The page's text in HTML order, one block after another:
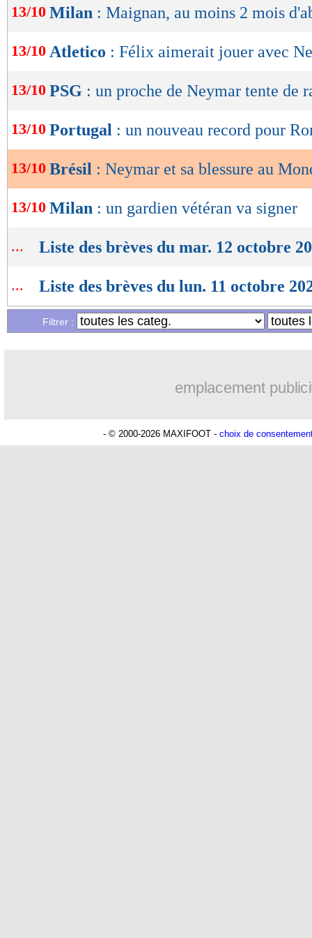
de
OK
13/10 Milan : Maignan, au moins 2 mois
13/10 Atletico : Félix aimerait jouer avec
13/10 PSG : un proche de Neymar tente de
13/10 Portugal : un nouveau record pour
13/10 Brésil : Neymar et sa blessure au
13/10 Milan : un gardien vétéran va signer
... Liste des brèves du mar. 12 octobre
... Liste des brèves du lun. 11 octobre
Filtrer :
emplacement
- © 2000-2026 MAXIFOOT - choix de